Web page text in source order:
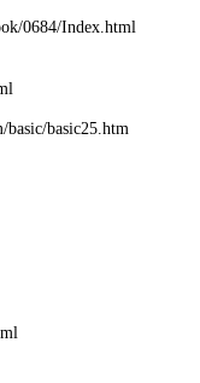
0684/Index.html
basic25.htm